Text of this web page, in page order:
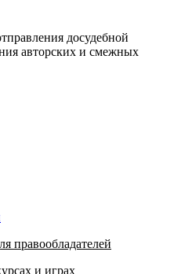
досудебной
авторских и смежных
правообладателей
и играх